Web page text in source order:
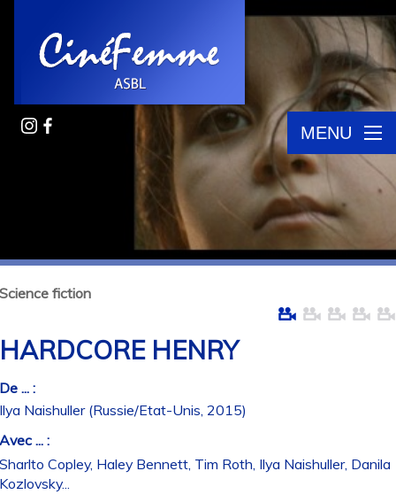
MENU
fiction
HENRY
... :
Naishuller (Russie/Etat-Unis, 2015)
... :
Copley, Haley Bennett, Tim Roth, Ilya Naishuller, Danila